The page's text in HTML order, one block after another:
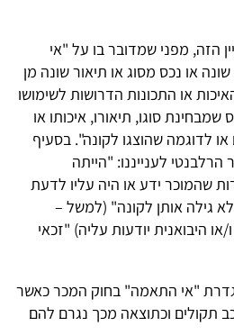
הזה, מפני שמדובר בו על "אי
או נכס מסוג או תיאור שונה מן
או התכונות הדרושות לשימושו
שמבחינת סוגו, תיאורו, איכותו או
או לדוגמה שהוצגו לקונה". בסעיף
הרלבנטי לענייננו: "הייתה
שהמוכר ידע או היה עליו לדעת
גילה אותן לקונה" (למשל –
היבואנית יודעות עליה) "זכאי
"אי התאמה" בחוק המכר כאשר
תקולים וכתוצאה מכך נגרם להם